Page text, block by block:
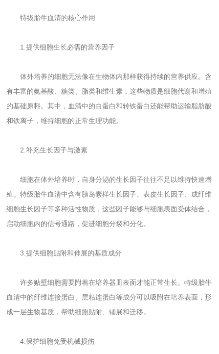
特级胎牛血清的核心作用
1.提供细胞生长必需的营养因子
体外培养的细胞无法像在生物体内那样获得持续的营养供应。含
有丰富的氨基酸、糖类、脂类和维生素，这些物质是细胞代谢和增殖
的基础原料。其中，血清中的白蛋白和转铁蛋白还能帮助运输脂肪酸
和铁离子，维持细胞的正常生理功能。
2.补充生长因子与激素
细胞在体外培养时，自身分泌的生长因子往往不足以维持快速增
殖。特级胎牛血清中含有胰岛素样生长因子、表皮生长因子、成纤维
细胞生长因子等多种活性物质，这些因子能够与细胞表面受体结合，
启动细胞内的信号通路，促进细胞分裂和分化。
3.提供细胞贴附和伸展的基质成分
许多贴壁细胞需要附着在培养器皿表面才能正常生长。特级胎牛
血清中的纤维连接蛋白、层粘连蛋白等成分可以吸附在培养表面，形
成一层生物基质，帮助细胞贴附、铺展和迁移。
4.保护细胞免受机械损伤